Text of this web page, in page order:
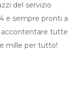
del servizio
e sempre pronti a
accontentare tutte
mille per tutto!